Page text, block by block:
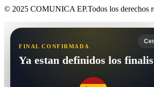
© 2025 COMUNICA EP.Todos los derechos
FINAL CONFIRMADA
Ya estan definidos los